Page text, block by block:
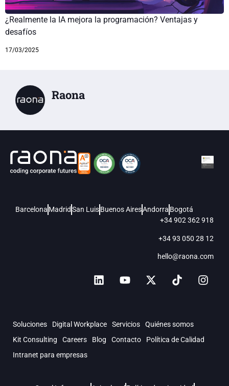
¿Realmente la IA mejora la programación? Ventajas y
desafíos
17/03/2025
Raona
Barcelona MadridSan LuisBuenos AiresAndorra Bogotá
+34 902 362 918
+34 93 050 28 12
hello@raona.com
Soluciones Digital Workplace Servicios
Quiénes somos
Kit Consulting
Careers Blog Contacto
Política de Calidad
Intranet para empresas